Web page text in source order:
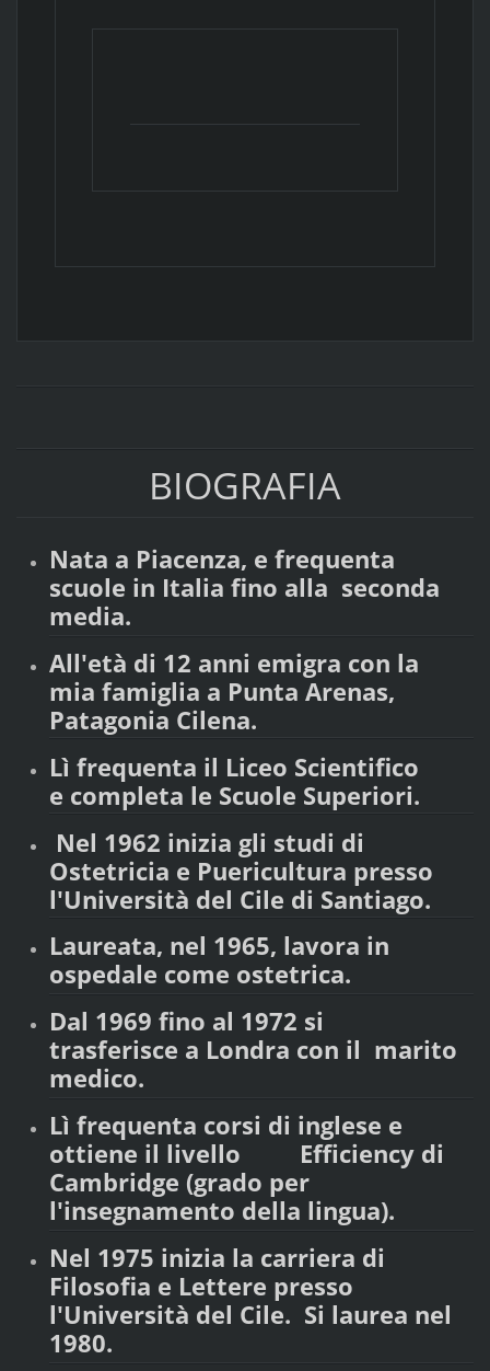
BIOGRAFIA
Nata a Piacenza, e frequenta
scuole in Italia fino alla seconda
media.
All'età di 12 anni emigra con la
mia famiglia a Punta Arenas,
Patagonia Cilena.
Lì frequenta il Liceo Scientifico
e completa le Scuole Superiori.
Nel 1962 inizia gli studi di
Ostetricia e Puericultura presso
l'Università del Cile di Santiago.
Laureata, nel 1965, lavora in
ospedale come ostetrica.
Dal 1969 fino al 1972 si
trasferisce a Londra con il marito
medico.
Lì frequenta corsi di inglese e
ottiene il livello Efficiency di
Cambridge (grado per
l'insegnamento della lingua).
Nel 1975 inizia la carriera di
Filosofia e Lettere presso
l'Università del Cile. Si laurea nel
1980.